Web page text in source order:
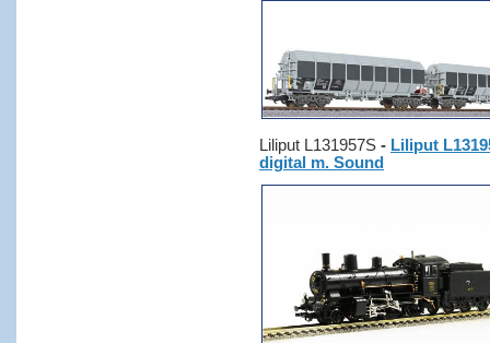
Liliput L131957S - Liliput
digital m. Sound